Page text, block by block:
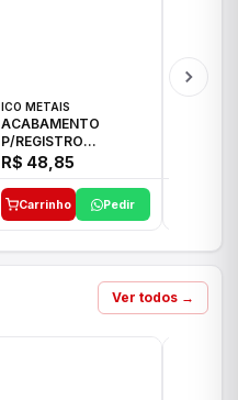
ICO METAIS
ACABAMENTO
P/REGISTRO
1/2"-3/4"-1" ACB M
CS 33 ICO
R$ 48,85
Carrinho Pedir
Ver todos →